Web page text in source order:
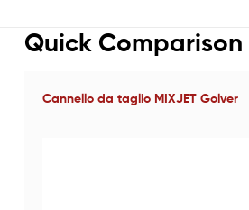
Quick Comparison
Cannello da taglio MIXJET Golver